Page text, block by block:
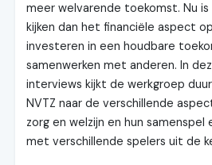
meer welvarende toekomst. Nu
kijken dan het financiële aspect
investeren in een houdbare
samenwerken met anderen. In
interviews kijkt de werkgroep
NVTZ naar de verschillende
zorg en welzijn en hun samenspel
met verschillende spelers uit de